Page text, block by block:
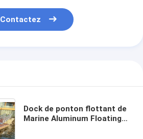
Contactez
Dock de ponton flottant de
Marine Aluminum Floating